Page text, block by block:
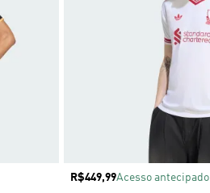
Preço
R$449,99Acesso antecipado